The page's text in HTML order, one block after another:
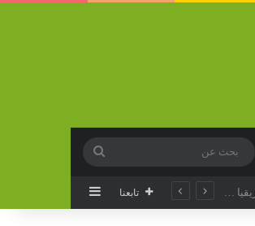
بحث
تابعنا إضافة عمود